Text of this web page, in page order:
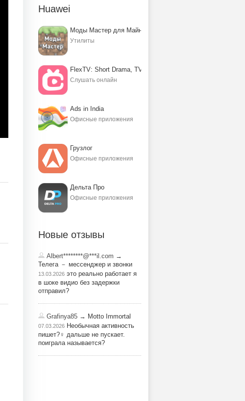
Huawei
Моды Мастер для Майнкрафт ПЕ
Утилиты
FlexTV: Short Drama, TV, Reels
Слушать онлайн
Ads in India
Офисные приложения
Грузлог
Офисные приложения
Дельта Про
Офисные приложения
Новые отзывы
Albert********@***il.com →
Телега － мессенджер и звонки
13.03.2026 это реально работает я
в шоке видио без задержки
отправил?
Grafinya85 → Motto Immortal
07.03.2026 Необычная активность
пишет?‍♀️ дальше не пускает.
поиграла называется?